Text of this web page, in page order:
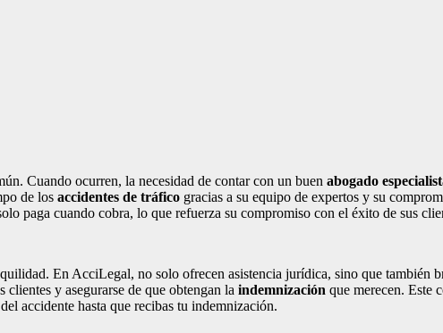
Cuando ocurren, la necesidad de contar con un buen abogado
de los accidentes de tráfico gracias a su equipo de expertos y su
paga cuando cobra, lo que refuerza su compromiso con el éxito de sus
En AcciLegal, no solo ofrecen asistencia jurídica, sino que también
y asegurarse de que obtengan la indemnización que merecen. Este
accidente hasta que recibas tu indemnización.